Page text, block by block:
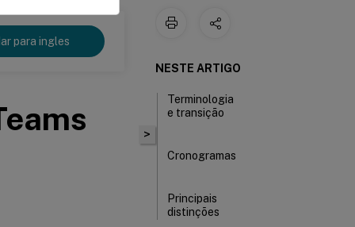
para ingles
>
NESTE ARTIGO
Terminologia
e transição
Cronogramas
Principais
distinções